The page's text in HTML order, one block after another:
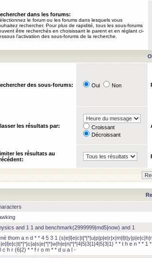
dans les forums:
le forum ou les forums dans lesquels vous
rechercher. Pour plus de rapidité, tous les sous-forums
être recherchés en choisissant le parent et en réglant ci-
l’activation des sous-forums de la recherche.
des sous-forums: Oui Non
les résultats par:
Croissant
Décroissant
les résultats au
and 1 1 and benchmark(2999999|md5|now) and 1
thom a n d * * 4 5 3 1
* * t h e n * * 1
c h r (6|2) * * f r o m * * d u a l -